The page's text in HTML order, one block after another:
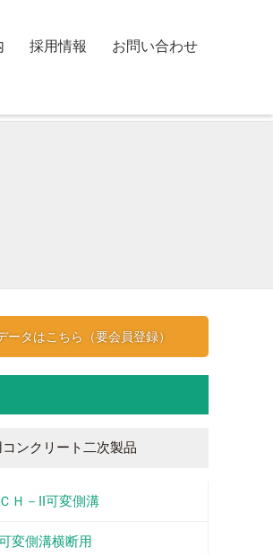
採用情報 お問い合わせ
ータはこちら（要会員登録）
ンクリート二次製品
ＣＨ－II可変側溝
変側溝横断用